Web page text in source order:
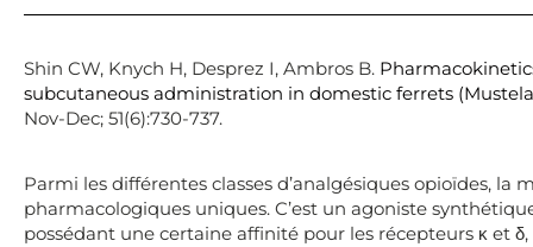
Shin CW, Knych H, Desprez I, Ambros B.
subcutaneous administration in domestic ferrets
Nov-Dec; 51(6):730-737.
Parmi les différentes classes d’analgésiques opioïdes, la
pharmacologiques uniques. C’est un agoniste
possédant une certaine affinité pour les récepteurs κ et